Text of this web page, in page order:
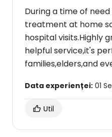
During a time of
treatment at home
hospital visits.Highly
helpful service,it's
families,elders,and
Data experienței: 01
Util